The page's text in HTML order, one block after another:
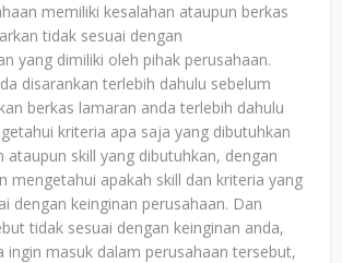
memiliki kesalahan ataupun berkas
tidak sesuai dengan
yang dimiliki oleh pihak perusahaan.
disarankan terlebih dahulu sebelum
berkas lamaran anda terlebih dahulu
kriteria apa saja yang dibutuhkan
ataupun skill yang dibutuhkan, dengan
mengetahui apakah skill dan kriteria yang
dengan keinginan perusahaan. Dan
tidak sesuai dengan keinginan anda,
ingin masuk dalam perusahaan tersebut,